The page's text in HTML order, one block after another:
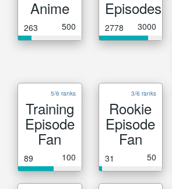
Anime
263 500
Episodes
2778 3000
5/6 ranks
Training
Episode
Fan
89 100
3/6 ranks
Rookie
Episode
Fan
31 50